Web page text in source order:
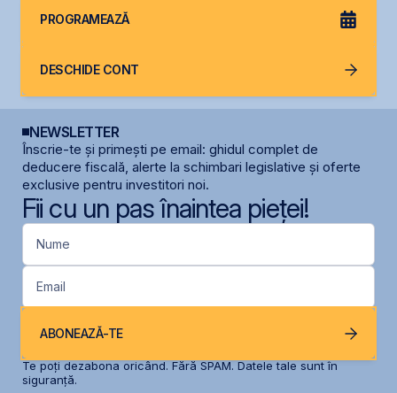
PROGRAMEAZĂ
DESCHIDE CONT
NEWSLETTER
Înscrie-te și primești pe email: ghidul complet de
deducere fiscală, alerte la schimbari legislative și oferte
exclusive pentru investitori noi.
Fii cu un pas înaintea pieței!
Nume
Email
ABONEAZĂ-TE
Te poți dezabona oricând. Fără SPAM. Datele tale sunt în
siguranță.